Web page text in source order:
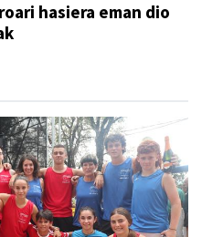
hasiera eman dio